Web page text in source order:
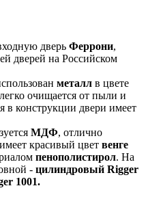
дверь Феррони,
дверей на Российском
металл в цвете
очищается от пыли и
в конструкции двери имеет
МДФ, отлично
красивый цвет венге
пенополистирол. На
- цилиндровый Rigger
1001.